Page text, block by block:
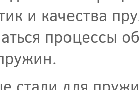
и качества
процессы